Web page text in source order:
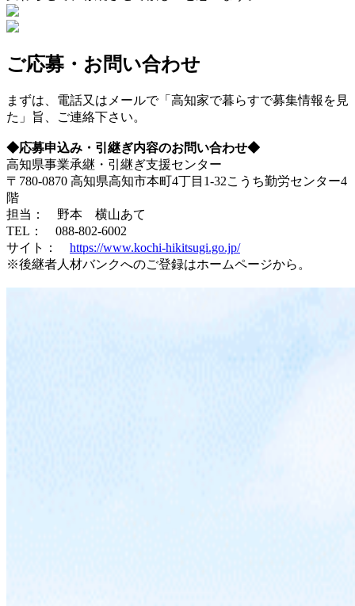
ご応募・お問い合わせ
まずは、電話又はメールで「高知家で暮らすで募集情報を見
た」旨、ご連絡下さい。
◆応募申込み・引継ぎ内容のお問い合わせ◆
高知県事業承継・引継ぎ支援センター
〒780-0870 高知県高知市本町4丁目1-32こうち勤労センター4
階
担当： 野本 横山あて
TEL： 088-802-6002
サイト： https://www.kochi-hikitsugi.go.jp/
※後継者人材バンクへのご登録はホームページから。